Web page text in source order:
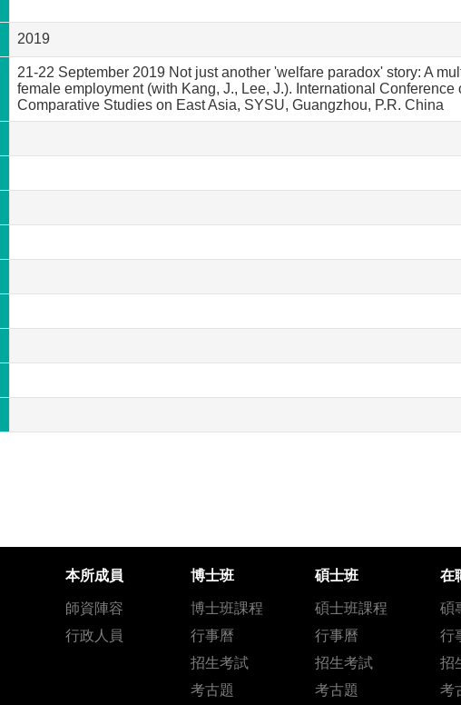
2019
21-22 September 2019 Not just another 'welfare paradox' story: A
female employment (with Kang, J., Lee, J.). International
Comparative Studies on East Asia, SYSU, Guangzhou, P.R. China
本所成員
師資陣容
行政人員
博士班
博士班課程
行事曆
招生考試
考古題
碩士班
碩士班課程
行事曆
招生考試
考古題
在
碩
行
招
考